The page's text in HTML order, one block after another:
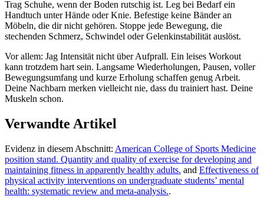
Trag Schuhe, wenn der Boden rutschig ist. Leg bei Bedarf ein
Handtuch unter Hände oder Knie. Befestige keine Bänder an
Möbeln, die dir nicht gehören. Stoppe jede Bewegung, die
stechenden Schmerz, Schwindel oder Gelenkinstabilität auslöst.
Vor allem: Jag Intensität nicht über Aufprall. Ein leises Workout
kann trotzdem hart sein. Langsame Wiederholungen, Pausen, voller
Bewegungsumfang und kurze Erholung schaffen genug Arbeit.
Deine Nachbarn merken vielleicht nie, dass du trainiert hast. Deine
Muskeln schon.
Verwandte Artikel
Evidenz in diesem Abschnitt: American College of Sports Medicine
position stand. Quantity and quality of exercise for developing and
maintaining fitness in apparently healthy adults. and Effectiveness of
physical activity interventions on undergraduate students’ mental
health: systematic review and meta-analysis..